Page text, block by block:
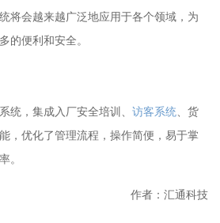
将会越来越广泛地应用于各个领域，为
的便利和安全。
统，集成入厂安全培训、 访客系统 、货
，优化了管理流程，操作简便，易于掌
。
作者：汇通科技